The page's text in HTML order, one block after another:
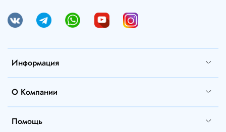
Информация
О Компании
Помощь